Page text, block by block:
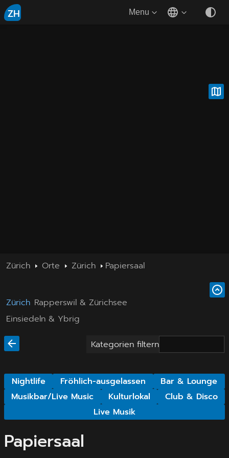
ZH Menu
Zürich Orte Zürich Papiersaal
Zürich Rapperswil & Zürichsee
Einsiedeln & Ybrig
Kategorien filtern
Nightlife Fröhlich-ausgelassen
Bar & Lounge
Musikbar/Live Music
Kulturlokal
Club & Disco
Live Musik
Papiersaal